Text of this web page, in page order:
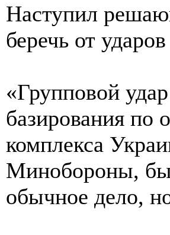
Наступил
беречь от ударов
«Групповой
базирования по
комплекса
Минобороны,
обычное дело,